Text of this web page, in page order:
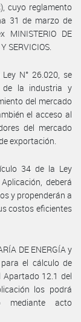
cuyo reglamento
31 de marzo de
MINISTERIO DE
SERVICIOS.
N° 26.020, se
de la industria y
del mercado
el acceso al
del mercado
exportación.
34 de la Ley
deberá
y propenderán a
costos eficientes
DE ENERGÍA y
el cálculo de
Apartado 12.1 del
los podrá
mediante acto